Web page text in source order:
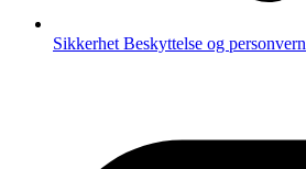
Sikkerhet Beskyttelse og personvern